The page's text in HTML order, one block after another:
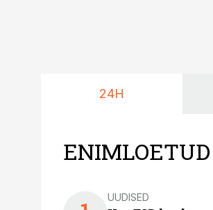
24H
ENIMLOETUD
UUDISED